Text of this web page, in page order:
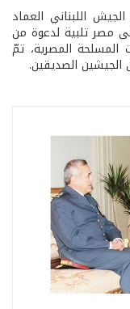
اللبناني العماد
مصر تلبية لدعوة من
المصرية، تمّ
الجيشين الصديقين.